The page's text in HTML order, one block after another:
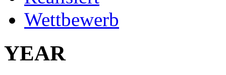
Wettbewerb
YEAR